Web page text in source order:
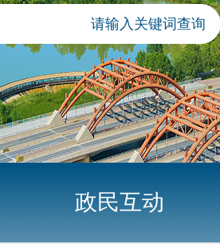
政民互动